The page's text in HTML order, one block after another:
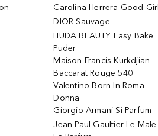
Carolina Herrera Good Girl
DIOR Sauvage
HUDA BEAUTY Easy Bake
Puder
Maison Francis Kurkdjian
Baccarat Rouge 540
Valentino Born In Roma
Donna
Giorgio Armani Si Parfum
Jean Paul Gaultier Le Male